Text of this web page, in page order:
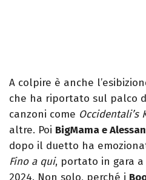
A colpire è anche
che ha riportato sul palco
canzoni come Occidentali’s
altre. Poi BigMama e
dopo il duetto ha
Fino a qui, portato in gara